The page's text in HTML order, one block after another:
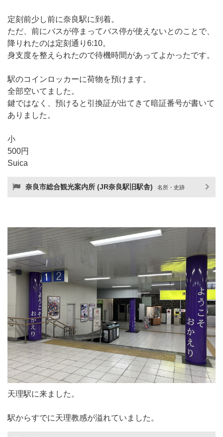
定刻前少し前に奈良駅に到着。
ただ、前にバスが停まってバス停が使えないとのことで、
降りれたのは定刻通り6:10。
身支度を整えられたので待機時間があってよかったです。
駅のコインロッカーに荷物を預けます。
全部空いてました。
鍵ではなく、預けると引換証が出てきて暗証番号が書いて
ありました。
小
500円
Suica
奈良市総合観光案内所 (JR奈良駅旧駅舎) 名所・史跡
天理駅に来ました。
駅からすでに天理教感が溢れていました。